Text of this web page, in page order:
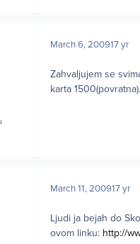
March 6, 200917 yr
Zahvaljujem se
karta 1500(povratna).
March 11, 200917 yr
Ljudi ja bejah do
ovom linku: http://